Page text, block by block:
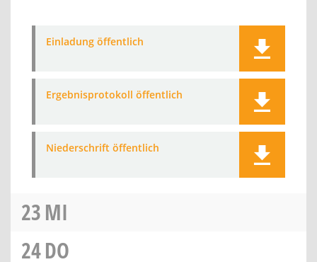
Einladung öffentlich
Ergebnisprotokoll öffentlich
Niederschrift öffentlich
23MI
24DO